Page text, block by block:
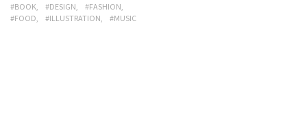
#BOOK #DESIGN
#FASHION
#FOOD
#ILLUSTRATION #MUSIC